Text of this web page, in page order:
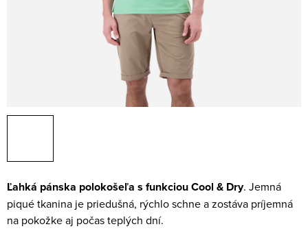
Ľahká pánska polokošeľa s funkciou Cool & Dry. Jemná
piqué tkanina je priedušná, rýchlo schne a zostáva príjemná
na pokožke aj počas teplých dní.